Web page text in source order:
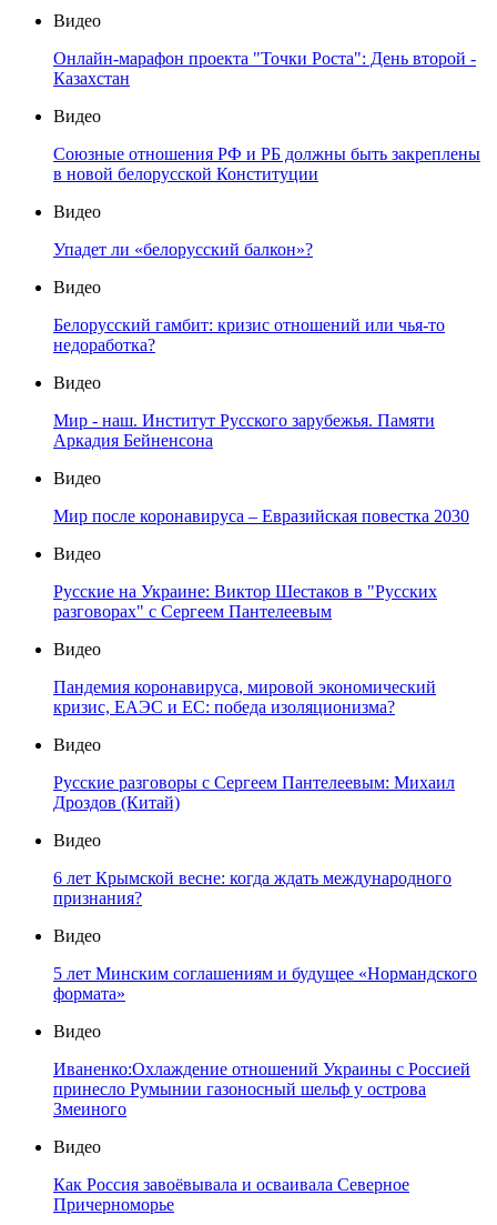
Видео
Онлайн-марафон проекта "Точки Роста": День второй -
Казахстан
Видео
Союзные отношения РФ и РБ должны быть закреплены
в новой белорусской Конституции
Видео
Упадет ли «белорусский балкон»?
Видео
Белорусский гамбит: кризис отношений или чья-то
недоработка?
Видео
Мир - наш. Институт Русского зарубежья. Памяти
Аркадия Бейненсона
Видео
Мир после коронавируса – Евразийская повестка 2030
Видео
Русские на Украине: Виктор Шестаков в "Русских
разговорах" с Сергеем Пантелеевым
Видео
Пандемия коронавируса, мировой экономический
кризис, ЕАЭС и ЕС: победа изоляционизма?
Видео
Русские разговоры с Сергеем Пантелеевым: Михаил
Дроздов (Китай)
Видео
6 лет Крымской весне: когда ждать международного
признания?
Видео
5 лет Минским соглашениям и будущее «Нормандского
формата»
Видео
Иваненко:Охлаждение отношений Украины с Россией
принесло Румынии газоносный шельф у острова
Змеиного
Видео
Как Россия завоёвывала и осваивала Северное
Причерноморье